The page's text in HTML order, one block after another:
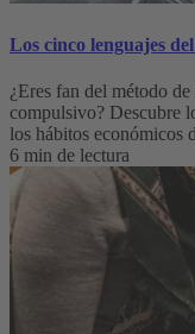
Los cinco lenguajes
¿Eres fan del método
compulsivo? Descubre
los hábitos económicos
6 min de lectura